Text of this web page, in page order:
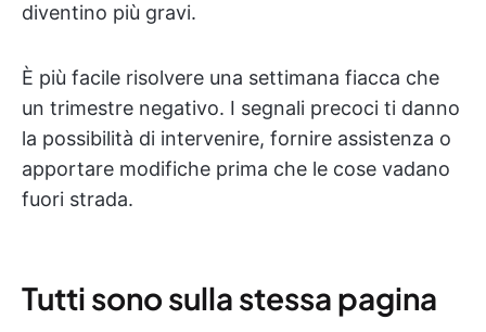
diventino più gravi.
È più facile risolvere una settimana fiacca che
un trimestre negativo. I segnali precoci ti danno
la possibilità di intervenire, fornire assistenza o
apportare modifiche prima che le cose vadano
fuori strada.
Tutti sono sulla stessa pagina